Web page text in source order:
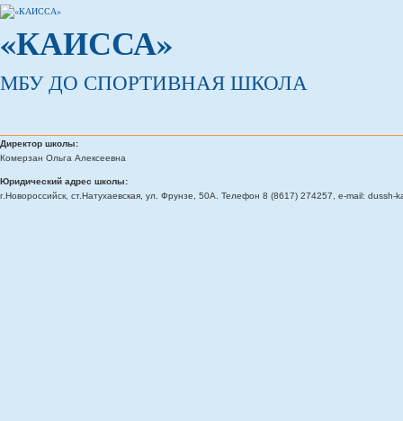
«КАИССА»
МБУ ДО СПОРТИВНАЯ ШКОЛА
Директор школы:
Комерзан Ольга Алексеевна
Юридический адрес школы:
г.Новороссийск, ст.Натухаевская, ул. Фрунзе, 50А. Телефон 8 (8617) 274257, e-mail: dussh-